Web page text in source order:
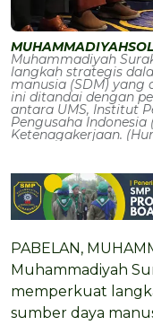
Muhammadiyah
langkah strategis
manusia (SDM) yang
ini ditandai dengan
antara UMS, Institut
Pengusaha Indonesia
Ketenagakerjaan.
PABELAN,
Muhammadiyah
memperkuat
sumber daya